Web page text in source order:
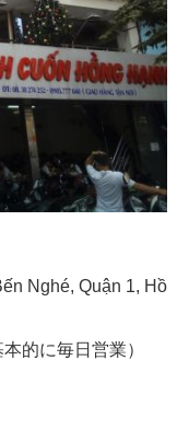
Nghé, Quận 1, Hồ
的に毎日営業）